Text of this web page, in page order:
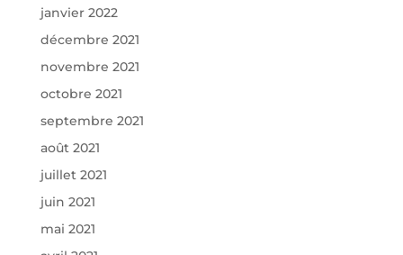
janvier 2022
décembre 2021
novembre 2021
octobre 2021
septembre 2021
août 2021
juillet 2021
juin 2021
mai 2021